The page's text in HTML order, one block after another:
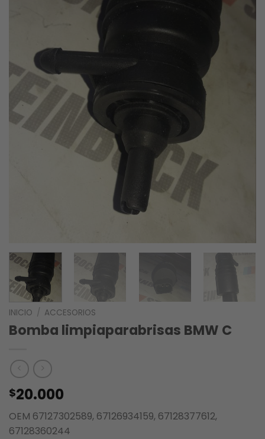
INICIO / ACCESORIOS
Bomba limpiaparabrisas BMW C
$20.000
OEM 67127302589, 67126934159, 67128377612,
67128360244